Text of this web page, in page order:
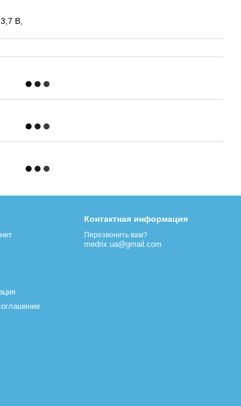
В,
Контактная информация
Перезвонить вам?
medrix.ua@gmail.com